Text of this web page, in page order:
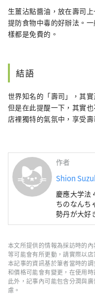
生薑沾點醬油，放在壽司
提防食物中毒的好辦法。
樣都是免費的。
結語
世界知名的「壽司」，其
但是在此提醍一下，其實
店裡獨特的氣氛中，享受壽
作者
Shion
慶應大学法
ちのなんち
勢丹が大好
お願いしま
本文所提供的情報為採訪時的
等可能會有所更動，請實際以店
本記事的資訊基於筆者當時的
和價格可能會有變更，在使用時
此外，記事內可能包含分潤與
慮。